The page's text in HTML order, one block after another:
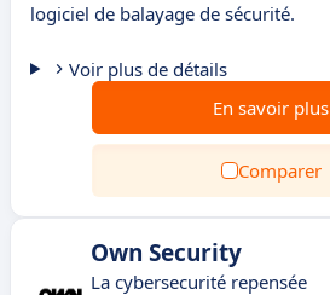
logiciel de balayage de sécurité.
Voir plus de détails
En savoir plus
Comparer
Own Security
La cybersecurité repensée